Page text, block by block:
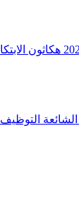
هكاثون
الشائعة التوظيف